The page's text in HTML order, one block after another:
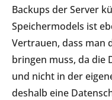
Backups der Server
Speichermodels ist
Vertrauen, dass man
bringen muss, da die
und nicht in der
deshalb eine